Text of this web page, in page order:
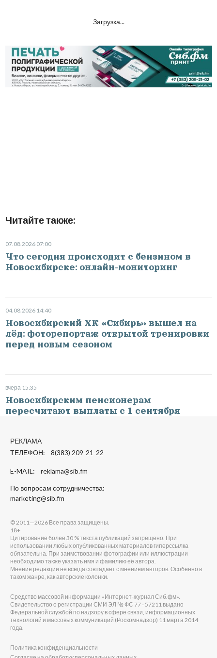
Загрузка...
Читайте также:
07.08.2026 07:00
Что сегодня происходит с бензином в
Новосибирске: онлайн-мониторинг
04.08.2026 14:40
Новосибирский ХК «Сибирь» вышел на
лёд: фоторепортаж открытой тренировки
перед новым сезоном
вчера 15:35
Новосибирским пенсионерам
пересчитают выплаты с 1 сентября
РЕКЛАМА
ТЕЛЕФОН: 8(383) 209-21-22
E-MAIL: reklama@sib.fm
По вопросам сотрудничества:
marketing@sib.fm
© 2011—2026 Все права защищены.
18+
Цитирование более 30 % текста публикаций запрещено. При
использовании любых опубликованных материалов гиперссылка
обязательна. При заимствовании фотографии или иллюстрации
необходимо также указать имя и фамилию её автора.
Мнение редакции не всегда совпадает с мнением авторов. Особенно в
таком жанре, как авторские колонки.
Средство массовой информации «Интернет-журнал Сиб.фм».
Свидетельство о регистрации СМИ ЭЛ № ФС 77 - 57211 выдано
Федеральной службой по надзору в сфере связи, информационных
технологий и массовых коммуникаций (Роскомнадзор) 11 марта 2014
года.
Политика конфиденциальности